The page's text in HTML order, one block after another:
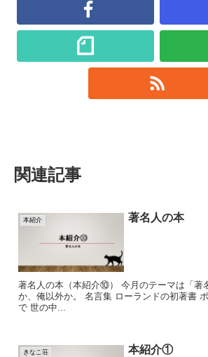
関連記事
本紹介 著名人の本
著名人の本（本紹介⑩） 今月のテーマは「著
か、俺以外か。 名言集 ローランドの初著書
で 世の中...
きなこ荘 本紹介①